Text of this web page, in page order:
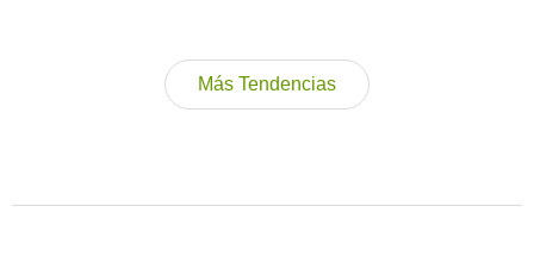
Más Tendencias